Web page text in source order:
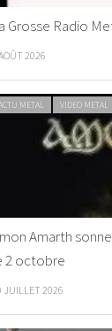
Grosse Radio
2026
METAL VIDEO METAL
Amarth
2 octobre
JUILLET 2026